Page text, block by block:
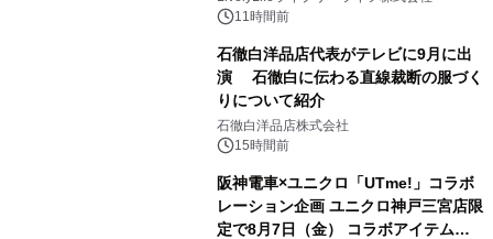
11時間前
石徹白洋品店代表がテレビに9月に出
演 石徹白に伝わる直線裁断の服づく
りについて紹介
石徹白洋品店株式会社
15時間前
阪神電車×ユニクロ「UTme!」コラボ
レーション企画 ユニクロ神戸三宮店限
定で8月7日（金） コラボアイテムが